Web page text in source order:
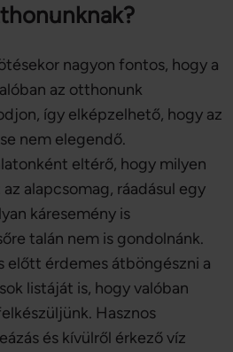
nagyon fontos, hogy a
az otthonunk
így elképzelhető, hogy az
nem elegendő.
eltérő, hogy milyen
alapcsomag, ráadásul egy
káresemény is
talán nem is gondolnánk.
előtt érdemes átböngészni a
listáját is, hogy valóban
Hasznos
és kívülről érkező víz